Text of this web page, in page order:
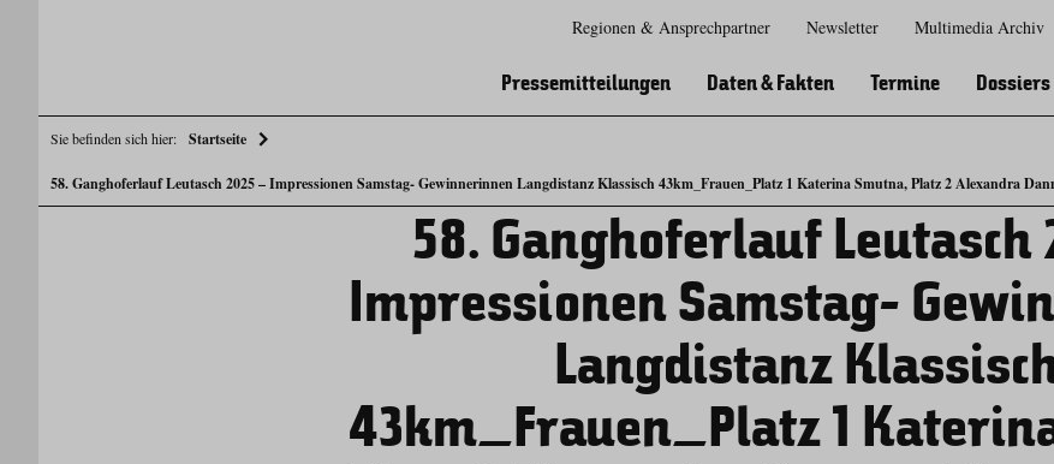
Sie befinden sich hier: Startseite
58. Ganghoferlauf Leutasch 2025 – Impressionen Samstag- Gewinnerinnen Langdistanz Klassisch 43km_Frauen_Platz 1 Katerina Smutna, Platz 2 Alexandra
Zur
Zur
Zum
Zum
Pressemitteilungen Daten & Fakten Termine Dossiers
Regionen & Ansprechpartner Newsletter Multimedia Archiv
58. Ganghoferlauf Leutasch
Impressionen Samstag-
Langdistanz
43km_Frauen_Platz 1